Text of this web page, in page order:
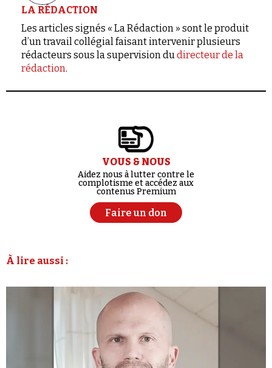
LA RÉDACTION
Les articles signés « La Rédaction » sont le produit
d’un travail collégial faisant intervenir plusieurs
rédacteurs sous la supervision dudirecteur de la
rédaction.
VOUS & NOUS
Aidez nous à lutter contre le
complotisme et accédez aux
contenus Premium
Faire un don
À lire aussi :